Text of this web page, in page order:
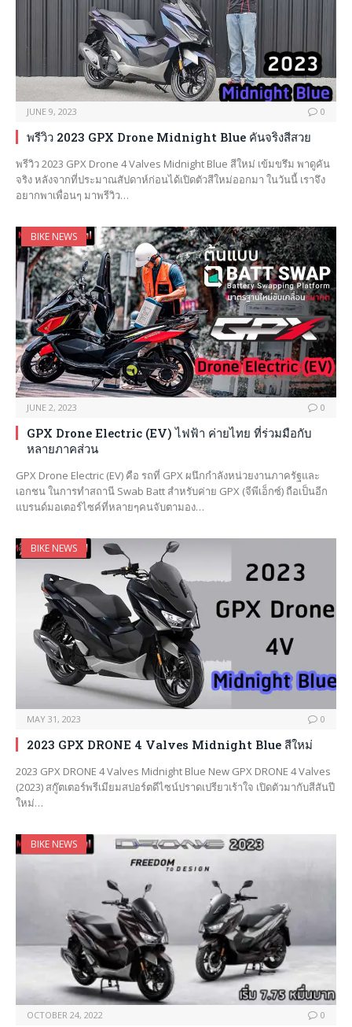
JUNE 9, 2023 0
พรีวิว 2023 GPX Drone Midnight Blue คันจริงสีสวย
พรีวิว 2023 GPX Drone 4 Valves Midnight Blue สีใหม่ เข้มขรึม พาดูคัน
จริง หลังจากที่ประมาณสัปดาห์ก่อนได้เปิดตัวสีใหม่ออกมา ในวันนี้ เราจึง
อยากพาเพื่อนๆ มาพรีวิว…
BIKE NEWS
JUNE 2, 2023 0
GPX Drone Electric (EV) ไฟฟ้า ค่ายไทย ที่ร่วมมือกับ
หลายภาคส่วน
GPX Drone Electric (EV) คือ รถที่ GPX ผนึกกำลังหน่วยงานภาครัฐและ
เอกชน ในการทำสถานี Swab Batt สำหรับค่าย GPX (จีพีเอ็กซ์) ถือเป็นอีก
แบรนด์มอเตอร์ไซค์ที่หลายๆคนจับตามอง…
BIKE NEWS
MAY 31, 2023 0
2023 GPX DRONE 4 Valves Midnight Blue สีใหม่
2023 GPX DRONE 4 Valves Midnight Blue New GPX DRONE 4 Valves
(2023) สกู๊ตเตอร์พรีเมียมสปอร์ตดีไซน์ปราดเปรียวเร้าใจ เปิดตัวมากับสีสันปี
ใหม่…
BIKE NEWS
OCTOBER 24, 2022 0